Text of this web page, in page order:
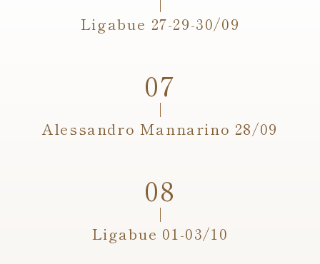
Ligabue 27-29-30/09
Alessandro Mannarino 28/09
Ligabue 01-03/10